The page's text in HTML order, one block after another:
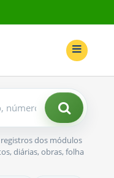
dos módulos
diárias, obras, folha